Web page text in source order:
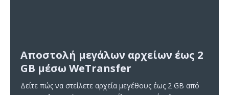
Αποστολή μεγάλων αρχείων έως 2
GB μέσω WeTransfer
Δείτε πώς να στείλετε αρχεία μεγέθους έως 2 GB από